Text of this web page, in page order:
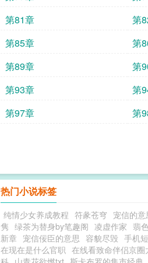
第81章
第
第85章
第
第89章
第
第93章
第
第97章
第
热门小说标签
纯情少女养成教程 符彖苍穹 宠信的意
隽 绿茶为替身by笔趣阁 凌虚作家 翡
新章 宠信佞臣的意思 容貌尽毁 手机
在现在是什么官职 在线看致命伴侣京圈